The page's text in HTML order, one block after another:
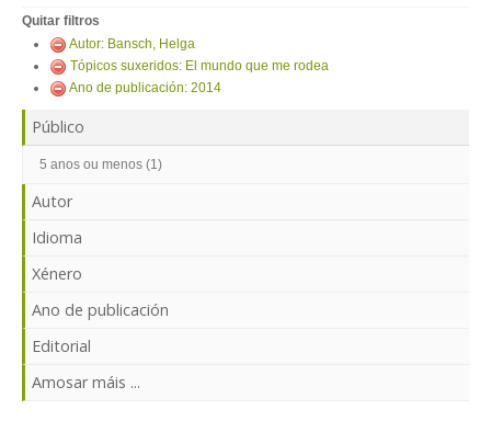
Quitar filtros
Autor: Bansch, Helga
Tópicos suxeridos: El mundo que me rodea
Ano de publicación: 2014
Público
5 anos ou menos (1)
Autor
Idioma
Xénero
Ano de publicación
Editorial
Amosar máis ...